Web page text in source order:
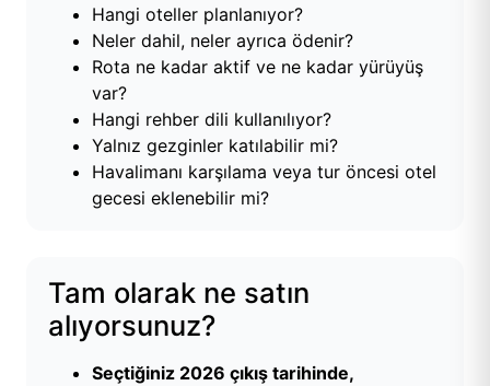
Hangi oteller planlanıyor?
Neler dahil, neler ayrıca ödenir?
Rota ne kadar aktif ve ne kadar yürüyüş
var?
Hangi rehber dili kullanılıyor?
Yalnız gezginler katılabilir mi?
Havalimanı karşılama veya tur öncesi otel
gecesi eklenebilir mi?
Tam olarak ne satın
alıyorsunuz?
Seçtiğiniz 2026 çıkış tarihinde,